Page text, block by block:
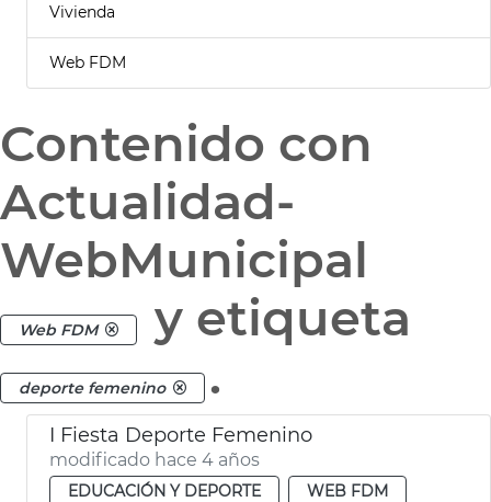
Vivienda
Web FDM
Contenido con
Actualidad-
WebMunicipal
Web FDM y etiqueta
deporte femenino .
I Fiesta Deporte Femenino
modificado hace 4 años
EDUCACIÓN Y DEPORTE
WEB FDM